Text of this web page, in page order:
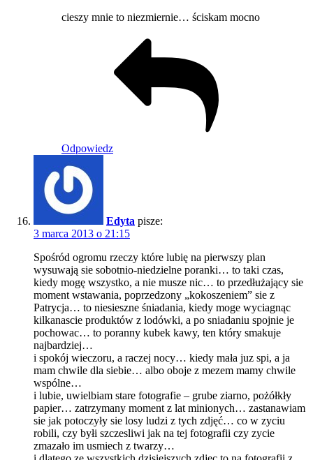
cieszy mnie to niezmiernie… ściskam mocno
Odpowiedz
Edyta pisze:
3 marca 2013 o 21:15
Spośród ogromu rzeczy które lubię na pierwszy plan
wysuwają sie sobotnio-niedzielne poranki… to taki czas,
kiedy mogę wszystko, a nie musze nic… to przedłużający sie
moment wstawania, poprzedzony „kokoszeniem” sie z
Patrycja… to niesieszne śniadania, kiedy moge wyciagnąc
kilkanascie produktów z lodówki, a po sniadaniu spojnie je
pochowac… to poranny kubek kawy, ten który smakuje
najbardziej…
i spokój wieczoru, a raczej nocy… kiedy mała juz spi, a ja
mam chwile dla siebie… albo oboje z mezem mamy chwile
wspólne…
i lubie, uwielbiam stare fotografie – grube ziarno, pożółkły
papier… zatrzymany moment z lat minionych… zastanawiam
sie jak potoczyły sie losy ludzi z tych zdjęć… co w zyciu
robili, czy byłi szczesliwi jak na tej fotografii czy zycie
zmazało im usmiech z twarzy…